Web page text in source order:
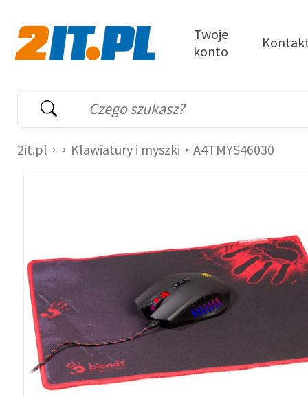
Wyszukiwarka
Słowo kluczowe
Twoje
konto
2it.pl Klawiatury i myszki A4TMYS46030